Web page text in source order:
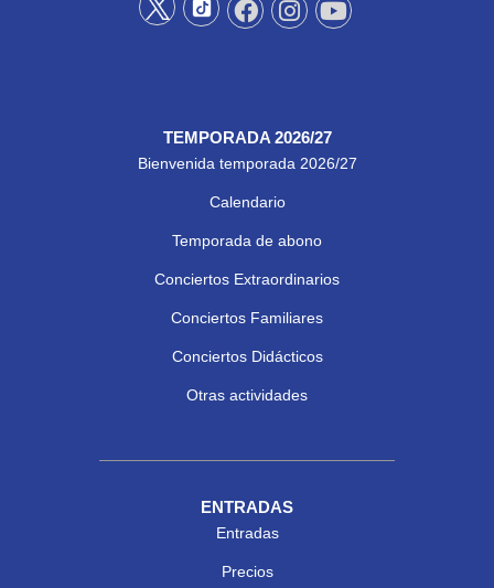
TEMPORADA 2026/27
Bienvenida temporada 2026/27
Calendario
Temporada de abono
Conciertos Extraordinarios
Conciertos Familiares
Conciertos Didácticos
Otras actividades
ENTRADAS
Entradas
Precios